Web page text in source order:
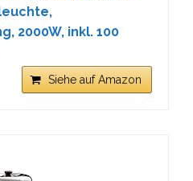
2000W, inkl. 100
Siehe auf Amazon